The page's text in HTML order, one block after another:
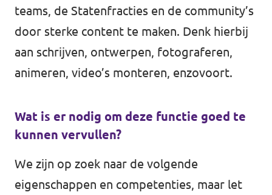
teams, de Statenfracties en de community’s
door sterke content te maken. Denk hierbij
aan schrijven, ontwerpen, fotograferen,
animeren, video’s monteren, enzovoort.
Wat is er nodig om deze functie goed te
kunnen vervullen?
We zijn op zoek naar de volgende
eigenschappen en competenties, maar let